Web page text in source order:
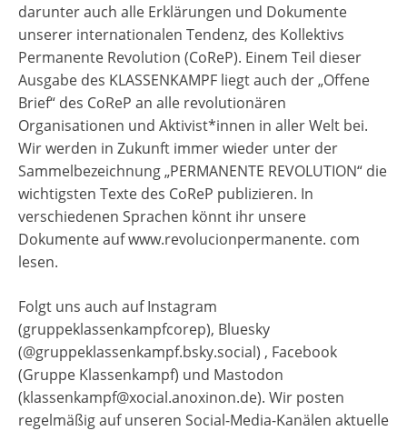
darunter auch alle Erklärungen und Dokumente
unserer internationalen Tendenz, des Kollektivs
Permanente Revolution (CoReP). Einem Teil dieser
Ausgabe des KLASSENKAMPF liegt auch der „Offene
Brief“ des CoReP an alle revolutionären
Organisationen und Aktivist*innen in aller Welt bei.
Wir werden in Zukunft immer wieder unter der
Sammelbezeichnung „PERMANENTE REVOLUTION“ die
wichtigsten Texte des CoReP publizieren. In
verschiedenen Sprachen könnt ihr unsere
Dokumente auf www.revolucionpermanente. com
lesen.
Folgt uns auch auf Instagram
(gruppeklassenkampfcorep), Bluesky
(@gruppeklassenkampf.bsky.social) , Facebook
(Gruppe Klassenkampf) und Mastodon
(klassenkampf@xocial.anoxinon.de). Wir posten
regelmäßig auf unseren Social-Media-Kanälen aktuelle